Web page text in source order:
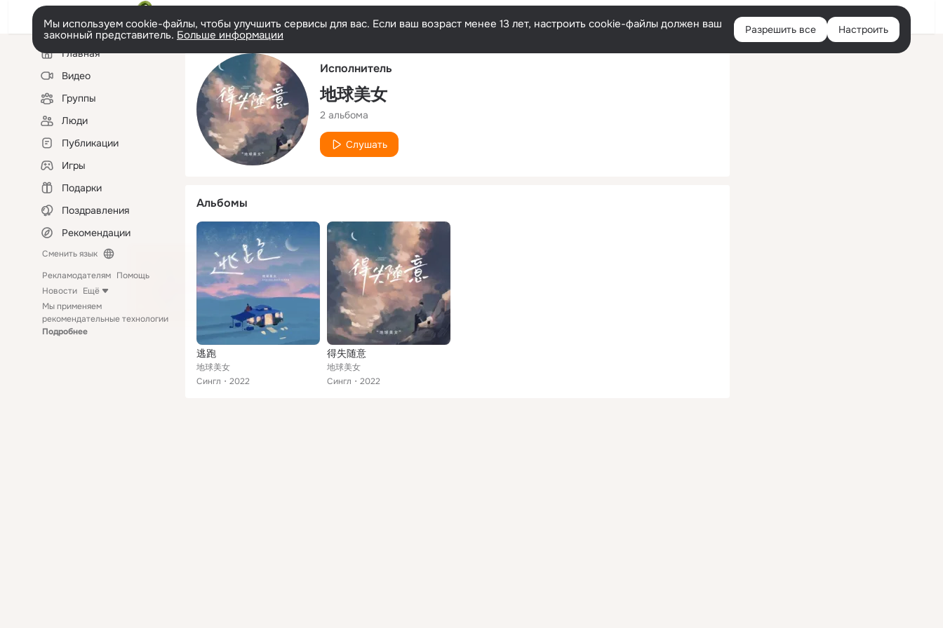
Русский Войти
Мы используем cookie-файлы, чтобы улучшить сервисы для вас. Если ваш возраст менее 13 лет, настроить cookie-файлы должен ваш
законный представитель. Больше информации Разрешить все Настроить
Левая
колонкаГлавная
Видео
Группы
Люди
Публикации
Игры
Подарки
Поздравления
Рекомендации
Сменить язык
Рекламодателям Помощь
Новости Ещё
Мы применяем
рекомендательные технологии
Подробнее
Исполнитель
地球美女
2 альбома
Слушать
Альбомы
逃跑
地球美女
Сингл
2022
得失随意
地球美女
Сингл
2022